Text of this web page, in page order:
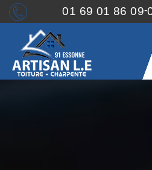
01 69 01 86 09-